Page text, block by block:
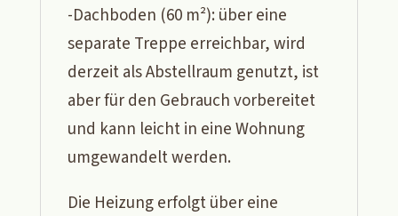
-Dachboden (60 m²): über eine
separate Treppe erreichbar, wird
derzeit als Abstellraum genutzt, ist
aber für den Gebrauch vorbereitet
und kann leicht in eine Wohnung
umgewandelt werden.
Die Heizung erfolgt über eine